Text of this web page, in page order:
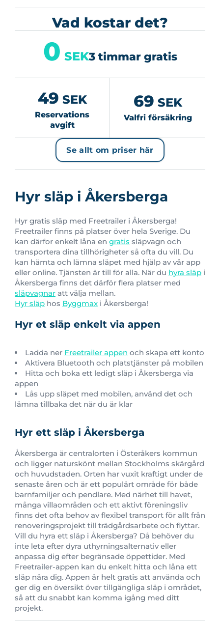
Vad kostar det?
49 SEK
Reservations
avgift
0 SEK3 timmar gratis
69 SEK
Valfri försäkring
Se allt om priser här
Hyr släp i Åkersberga
Hyr gratis släp med Freetrailer i Åkersberga!
Freetrailer finns på platser över hela Sverige. Du
kan därfor enkelt låna en gratis släpvagn och
transportera dina tillhörigheter så ofta du vill. Du
kan hämta och lämna släpet med hjälp av vår app
eller online. Tjänsten är till för alla. När du hyra släp i
Åkersberga finns det därför flera platser med
släpvagnar att välja mellan.
Hyr släp hos Byggmax i Åkersberga!
Hyr et släp enkelt via appen
Ladda ner Freetrailer appen och skapa ett konto
Aktivera Bluetooth och platstjänster på mobilen
Hitta och boka ett ledigt släp i Åkersberga via
appen
Lås upp släpet med mobilen, använd det och
lämna tillbaka det när du är klar
Hyr ett släp i Åkersberga
Åkersberga är centralorten i Österåkers kommun
och ligger naturskönt mellan Stockholms skärgård
och huvudstaden. Orten har vuxit kraftigt under de
senaste åren och är ett populärt område för både
barnfamiljer och pendlare. Med närhet till havet,
många villaområden och ett aktivt föreningsliv
finns det ofta behov av flexibel transport för allt från
renoveringsprojekt till trädgårdsarbete och flyttar.
Vill du hyra ett släp i Åkersberga? Då behöver du
inte leta efter dyra uthyrningsalternativ eller
anpassa dig efter begränsade öppettider. Med
Freetrailer-appen kan du enkelt hitta och låna ett
släp nära dig. Appen är helt gratis att använda och
ger dig en översikt över tillgängliga släp i området,
så att du snabbt kan komma igång med ditt
projekt.